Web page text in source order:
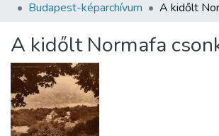
Statistics
About us
Budapest-képarchívum
A kidőlt
A kidőlt Normafa